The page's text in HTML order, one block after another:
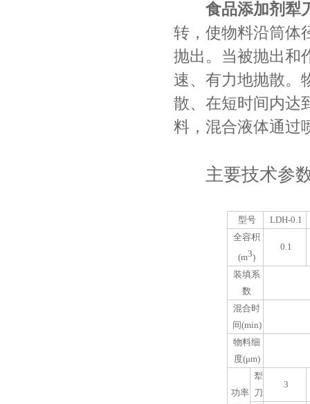
食品添加剂犁
转，使物料沿筒体
抛出。当被抛出和
速、有力地抛散。
散、在短时间内
料，混合液体通过
主要技术参
型号
LDH-0.1
全容积
(m3)
0.1
装填系
数
混合时
间(min)
物料细
度(μm)
功率
犁
刀
3